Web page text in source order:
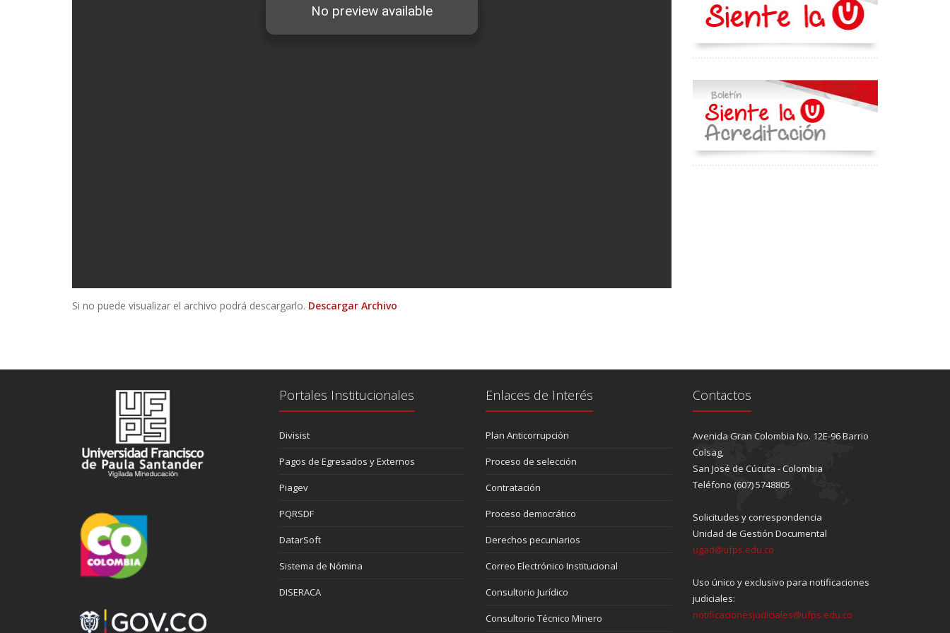
Si no puede visualizar el archivo podrá descargarlo. Descargar Archivo
Portales Institucionales
Divisist
Pagos de Egresados y Externos
Piagev
PQRSDF
DatarSoft
Sistema de Nómina
DISERACA
Enlaces de Interés
Plan Anticorrupción
Proceso de selección
Contratación
Proceso democrático
Derechos pecuniarios
Correo Electrónico Institucional
Consultorio Jurídico
Consultorio Técnico Minero
Contactos
Avenida Gran Colombia No. 12E-96 Barrio
Colsag,
San José de Cúcuta - Colombia
Teléfono (607) 5748805
Solicitudes y correspondencia
Unidad de Gestión Documental
ugad@ufps.edu.co
Uso único y exclusivo para notificaciones
judiciales:
notificacionesjudiciales@ufps.edu.co